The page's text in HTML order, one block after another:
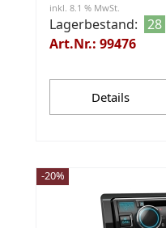
inkl. 8.1 % MwSt.
Lagerbestand: 28
Art.Nr.: 99476
Details
-20%